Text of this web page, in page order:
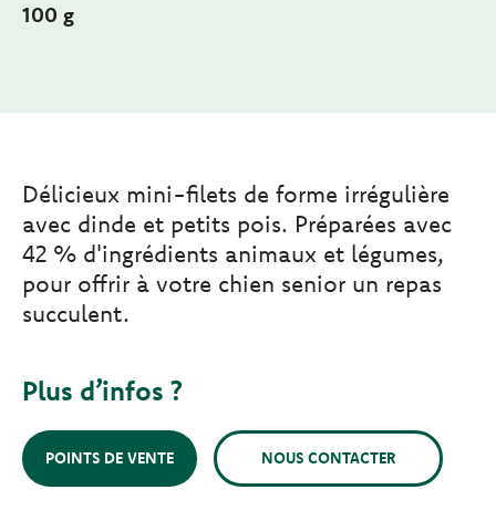
100 g
Délicieux mini-filets de forme irrégulière
avec dinde et petits pois. Préparées avec
42 % d'ingrédients animaux et légumes,
pour offrir à votre chien senior un repas
succulent.
Plus d’infos ?
POINTS DE VENTE NOUS CONTACTER